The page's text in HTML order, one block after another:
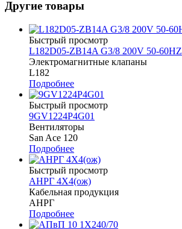
Другие товары
Быстрый просмотр
L182D05-ZB14A G3/8 200V 50-60HZ
Электромагнитные клапаны
L182
Подробнее
Быстрый просмотр
9GV1224P4G01
Вентиляторы
San Ace 120
Подробнее
Быстрый просмотр
АНРГ 4Х4(ож)
Кабельная продукция
АНРГ
Подробнее